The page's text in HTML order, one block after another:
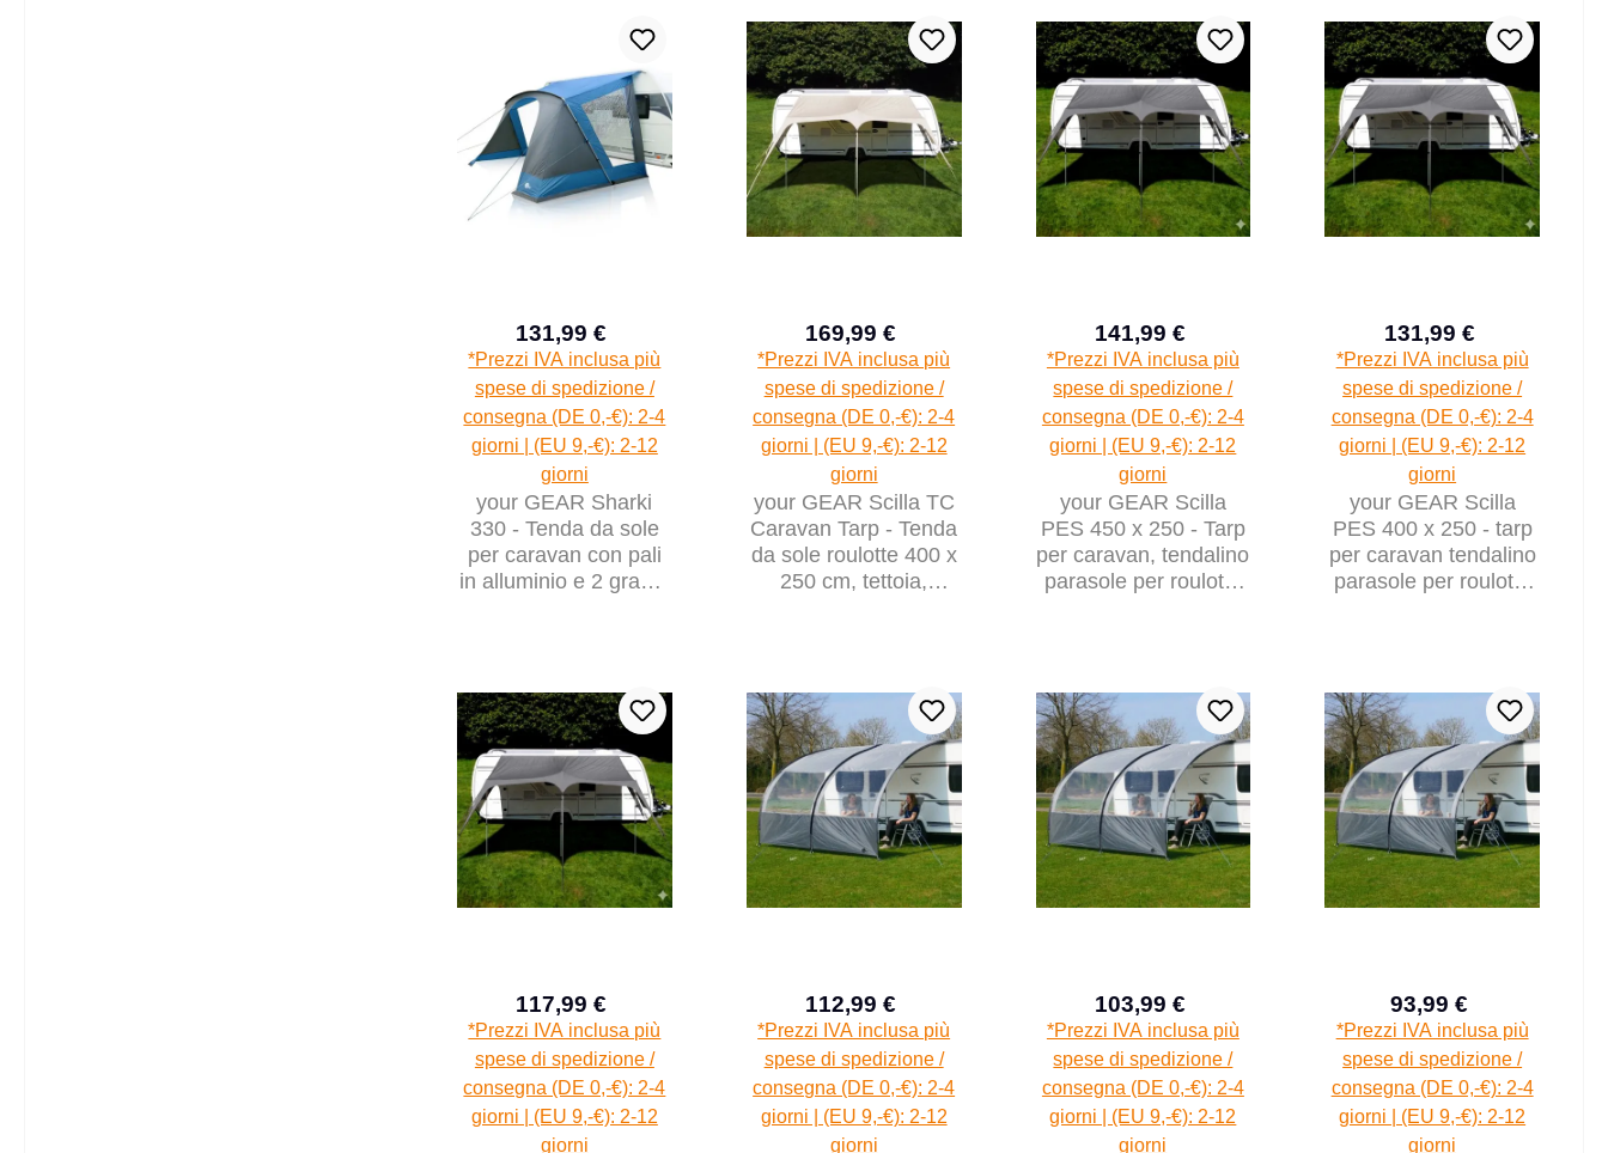
Prezzo di vendita:
131,99 €
Prezzo normale:
*Prezzi IVA inclusa più
spese di spedizione /
consegna (DE 0,-€): 2-4
giorni | (EU 9,-€): 2-12
giorni
your GEAR Sharki
330 - Tenda da sole
per caravan con pali
in alluminio e 2 grandi
Prezzo di vendita:
169,99 €
Prezzo normale:
*Prezzi IVA inclusa più
spese di spedizione /
consegna (DE 0,-€): 2-4
giorni | (EU 9,-€): 2-12
giorni
your GEAR Scilla TC
Caravan Tarp - Tenda
da sole roulotte 400 x
250 cm, tettoia,
Prezzo di vendita:
141,99 €
Prezzo normale:
*Prezzi IVA inclusa più
spese di spedizione /
consegna (DE 0,-€): 2-4
giorni | (EU 9,-€): 2-12
giorni
your GEAR Scilla
PES 450 x 250 - Tarp
per caravan, tendalino
parasole per roulotte
Prezzo di vendita:
131,99 €
Prezzo
*Prezzi IVA inclusa più
spese di spedizione /
consegna (DE 0,-€): 2-4
giorni | (EU 9,-€): 2-12
giorni
your GEAR Scilla
PES 400 x 250 - tarp
per caravan tendalino
parasole per roulotte
Prezzo di vendita:
117,99 €
Prezzo normale:
*Prezzi IVA inclusa più
spese di spedizione /
consegna (DE 0,-€): 2-4
giorni | (EU 9,-€): 2-12
giorni
Prezzo di vendita:
112,99 €
Prezzo normale:
*Prezzi IVA inclusa più
spese di spedizione /
consegna (DE 0,-€): 2-4
giorni | (EU 9,-€): 2-12
giorni
Prezzo di vendita:
103,99 €
Prezzo normale:
*Prezzi IVA inclusa più
spese di spedizione /
consegna (DE 0,-€): 2-4
giorni | (EU 9,-€): 2-12
giorni
Prezzo di vendita:
93,99 €
Prezzo
*Prezzi IVA inclusa più
spese di spedizione /
consegna (DE 0,-€): 2-4
giorni | (EU 9,-€): 2-12
giorni